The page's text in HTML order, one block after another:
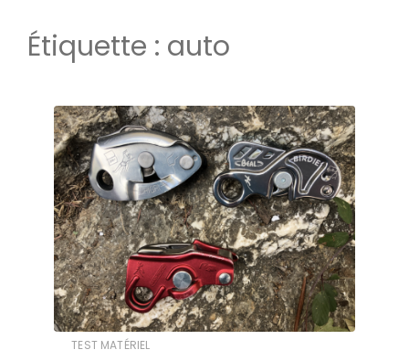
Étiquette : auto
TEST MATÉRIEL